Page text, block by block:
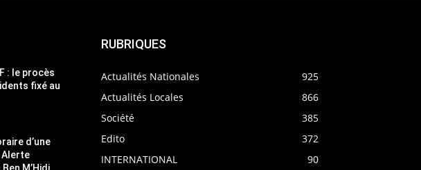
: le procès
fixé au
d’une
Alerte
M’Hidi
RUBRIQUES
Actualités Nationales
925
Actualités Locales
866
Société
385
Edito
372
INTERNATIONAL
90